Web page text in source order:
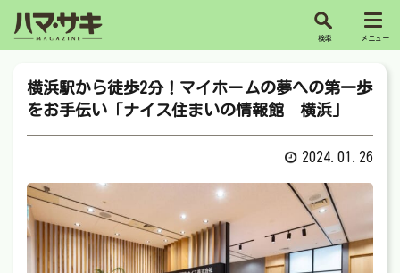
横浜駅から徒歩2分！マイホームの夢への第一歩
をお手伝い「ナイス住まいの情報館 横浜」
2024.01.26